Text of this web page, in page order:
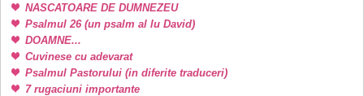
NASCATOARE DE DUMNEZEU
Psalmul 26 (un psalm al lu David)
DOAMNE...
Cuvinese cu adevarat
Psalmul Pastorului (in diferite traduceri)
7 rugaciuni importante